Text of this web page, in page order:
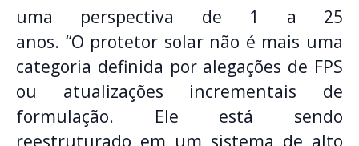
uma perspectiva de 1 a 25
anos. “O protetor solar não é mais uma
categoria definida por alegações de FPS
ou atualizações incrementais de
formulação. Ele está sendo
reestruturado em um sistema de alto